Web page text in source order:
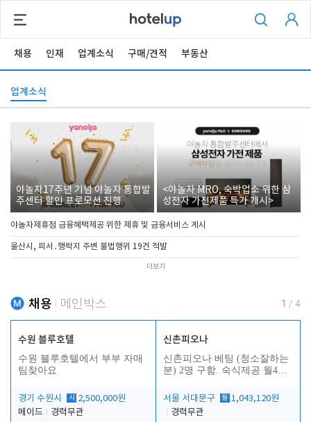
채용 인재 업계소식 구매/견적 부동산
업계소식
야놀자17주년 기념 야놀자 통합발
주센터 할인 프로모션 진행
<야놀자 MRO, 숙박업소 위한 삼
성전자 가전제품 특가 개시>
야놀자제휴점 금융혜택제공 위한 제휴 및 금융서비스 게시
울산시, 피서․행락지 주변 불법행위 19건 적발
더보기
채용 메인박스 1 / 4
수원 블루호텔
수원 블루호텔에서 부부 자매
팀찾아요
경기 수원시 시
2,500,000원
메이드
경력무관
신촌피오나
신촌피오나 베팅 (청소잘하는
분) 2명 구함. 숙식제공 월4회
서울 서대문구
월 1,043,120원
경력무관